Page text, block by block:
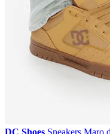
DC Shoes Sneakers Maro